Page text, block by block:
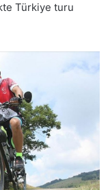
Türkiye turu